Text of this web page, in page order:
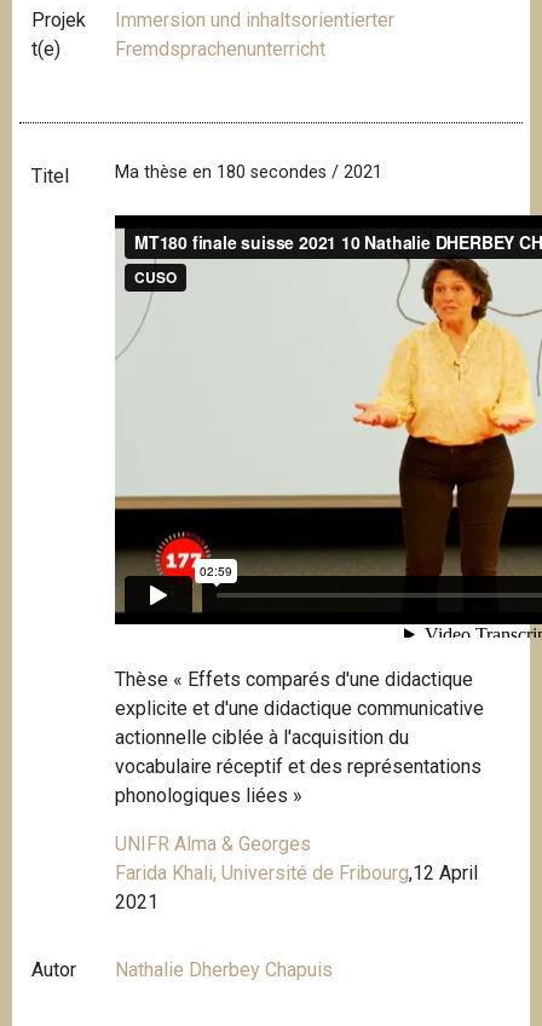
Projek
t(e)
Immersion und inhaltsorientierter
Fremdsprachenunterricht
Titel Ma thèse en 180 secondes / 2021
Thèse « Effets comparés d'une didactique
explicite et d'une didactique communicative
actionnelle ciblée à l'acquisition du
vocabulaire réceptif et des représentations
phonologiques liées »
UNIFR Alma & Georges
Farida Khali, Université de Fribourg,12 April
2021
Autor Nathalie Dherbey Chapuis